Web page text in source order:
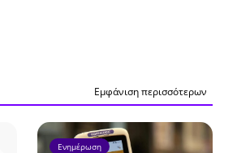
Εμφάνιση περισσότερων
Ενημέρωση